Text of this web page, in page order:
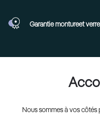
Garantie montureet
Nous sommes à vos